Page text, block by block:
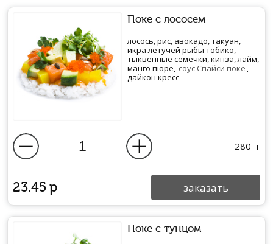
Поке с лососем
лосось, рис, авокадо, такуан,
икра летучей рыбы тобико,
тыквенные семечки, кинза, лайм,
манго пюре, соус Спайси поке ,
дайкон кресс
280 г
23.45р заказать
Поке с тунцом